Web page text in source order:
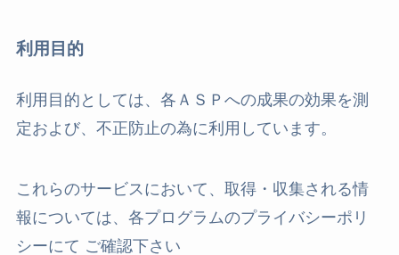
利用目的
利用目的としては、各ＡＳＰへの成果の効果を測
定および、不正防止の為に利用しています。
これらのサービスにおいて、取得・収集される情
報については、各プログラムのプライバシーポリ
シーにて ご確認下さい